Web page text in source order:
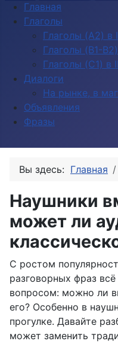
Главная
Глаголы
Глаголы (A2) в
Глаголы (B1-
Глаголы (C1) в
Диалоги
На рынке, в
Объявления
Фразы
Вы здесь: Главная
Наушники
может ли
С ростом
разговорных фраз
вопросом: можно ли
его? Особенно в
прогулке. Давайте
может заменить